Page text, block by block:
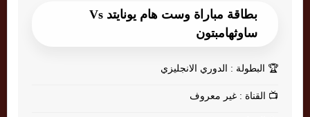
بطاقة مباراة وست هام يونايتد Vs
ساوثهامبتون
🏆 البطولة : الدوري الانجليزي
📺 القناة : غير معروف